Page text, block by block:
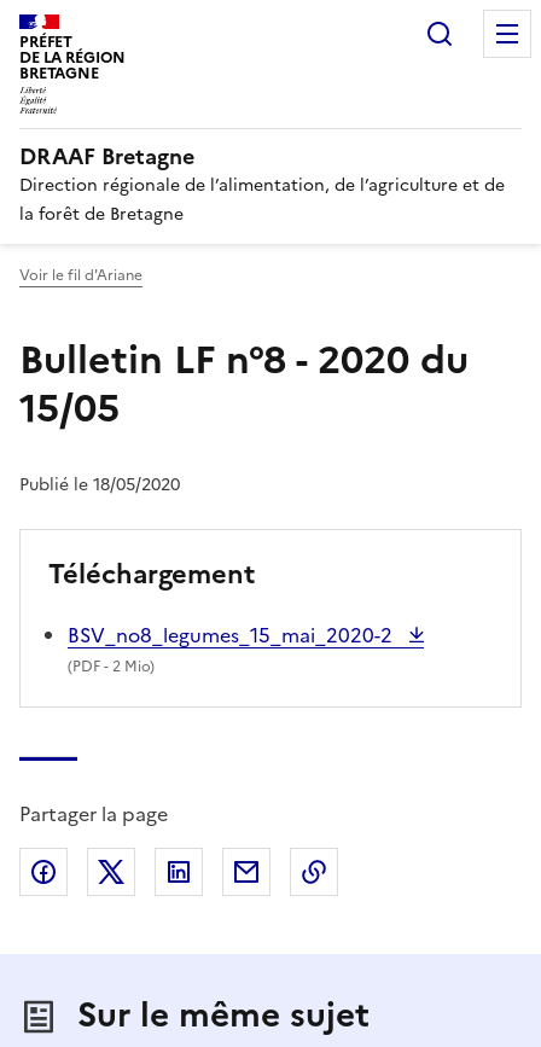
PRÉFET
DE LA RÉGION
BRETAGNE
DRAAF Bretagne
Direction régionale de l’alimentation, de l’agriculture et de
la forêt de Bretagne
Voir le fil d'Ariane
Bulletin LF n°8 - 2020 du
15/05
Publié le 18/05/2020
Téléchargement
BSV_no8_legumes_15_mai_2020-2
(PDF- 2 Mio)
Partager la page
Partager sur Facebook
Partager sur X (anciennement Twitter)
Partager sur LinkedIn
Partager par email
Sur le même sujet